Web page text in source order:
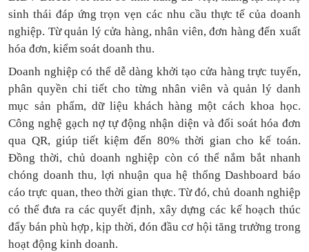
sinh thái đáp ứng trọn vẹn các nhu cầu thực tế của doanh
nghiệp. Từ quản lý cửa hàng, nhân viên, đơn hàng đến xuất
hóa đơn, kiểm soát doanh thu.
Doanh nghiệp có thể dễ dàng khởi tạo cửa hàng trực tuyến,
phân quyền chi tiết cho từng nhân viên và quản lý danh
mục sản phẩm, dữ liệu khách hàng một cách khoa học.
Công nghệ gạch nợ tự động nhận diện và đối soát hóa đơn
qua QR, giúp tiết kiệm đến 80% thời gian cho kế toán.
Đồng thời, chủ doanh nghiệp còn có thể nắm bắt nhanh
chóng doanh thu, lợi nhuận qua hệ thống Dashboard báo
cáo trực quan, theo thời gian thực. Từ đó, chủ doanh nghiệp
có thểđưa ra các quyết định, xây dựng các kế hoạch thúc
đẩy bán phù hợp, kịp thời, đón đầu cơ hội tăng trưởng trong
hoạt động kinh doanh.